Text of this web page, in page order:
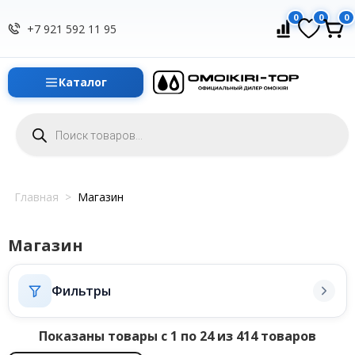
+7 921 592 11 95
0 0 0
Каталог
товаров
Главная > Магазин
Магазин
Фильтры
Показаны товары с 1 по 24 из 414 товаров